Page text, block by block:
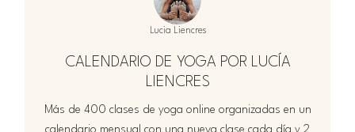
Lucia Liencres
CALENDARIO DE YOGA POR LUCÍA
LIENCRES
Más de 400 clases de yoga online organizadas en un